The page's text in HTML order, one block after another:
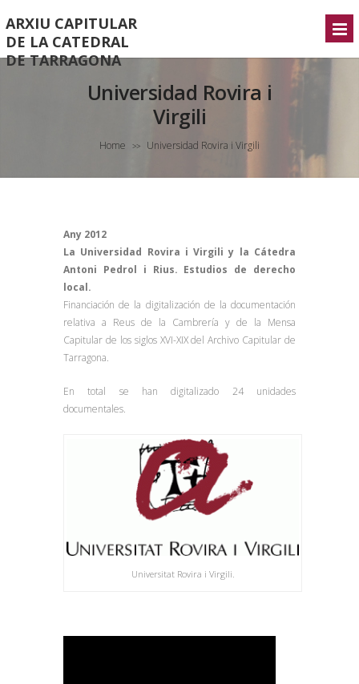
ARXIU CAPITULAR
DE LA CATEDRAL
DE TARRAGONA
Universidad Rovira i
Virgili
Home >> Universidad Rovira i Virgili
Any 2012
La Universidad Rovira i Virgili y la Cátedra
Antoni Pedrol i Rius. Estudios de derecho
local.
Financiación de la digitalización de la documentación
relativa a Reus de la Cambrería y de la Mensa
Capitular de los siglos XVI-XIX del Archivo Capitular de
Tarragona.
En total se han digitalizado 24 unidades
documentales.
Universitat Rovira i Virgili.